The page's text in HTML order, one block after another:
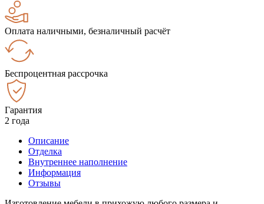
Оплата наличными, безналичный расчёт
Беспроцентная рассрочка
Гарантия
2 года
Описание
Отделка
Внутреннее наполнение
Информация
Отзывы